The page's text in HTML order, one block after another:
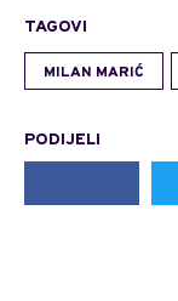
TAGOVI
MILAN MARIĆ
PODIJELI